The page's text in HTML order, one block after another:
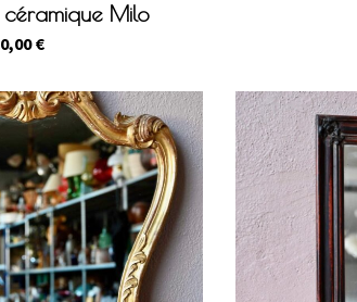
céramique Milo
€